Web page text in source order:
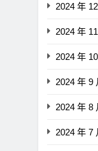
2024 年
2024 年
2024 年
2024 年 9
2024 年 8
2024 年 7